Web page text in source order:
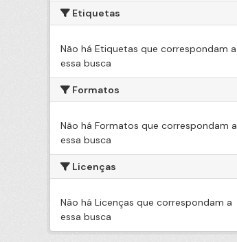
Etiquetas
Não há Etiquetas que correspondam a
essa busca
Formatos
Não há Formatos que correspondam a
essa busca
Licenças
Não há Licenças que correspondam a
essa busca